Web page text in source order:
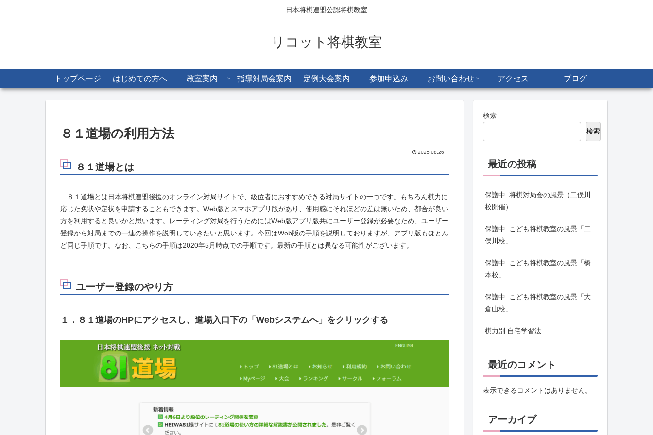
日本将棋連盟公認将棋教室
リコット将棋教室
トップページ はじめての方へ 教室案内 指導対局会案内 定例大会案内 参加申込み お問い合わせ アクセス ブログ
８１道場の利用方法
2025.08.26
８１道場とは
８１道場とは日本将棋連盟後援のオンライン対局サイトで、級位者におすすめできる対局サイトの一つです。もちろん棋力に
応じた免状や定状を申請することもできます。Web版とスマホアプリ版があり、使用感にそれほどの差は無いため、都合が良い
方を利用すると良いかと思います。レーティング対局を行うためにはWeb版アプリ版共にユーザー登録が必要なため、ユーザー
登録から対局までの一連の操作を説明していきたいと思います。今回はWeb版の手順を説明しておりますが、アプリ版もほとん
ど同じ手順です。なお、こちらの手順は2020年5月時点での手順です。最新の手順とは異なる可能性がございます。
ユーザー登録のやり方
１．８１道場のHPにアクセスし、道場入口下の「Webシステムへ」をクリックする
検索
検索
最近の投稿
保護中: 将棋対局会の風景（二俣川
校開催）
保護中: こども将棋教室の風景「二
俣川校」
保護中: こども将棋教室の風景「橋
本校」
保護中: こども将棋教室の風景「大
倉山校」
棋力別 自宅学習法
最近のコメント
表示できるコメントはありません。
アーカイブ